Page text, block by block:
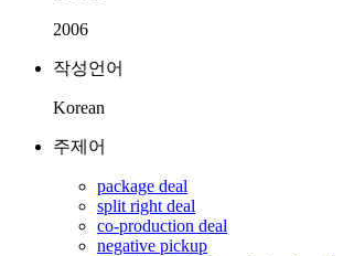
2006
작성언어
Korean
주제어
package deal
split right deal
co-production deal
negative pickup